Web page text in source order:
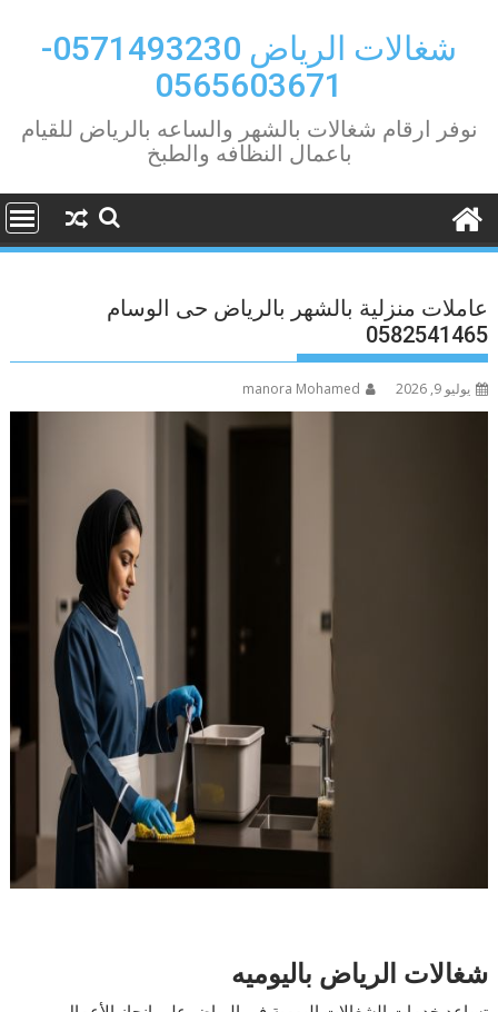
content
شغالات الرياض 0571493230-
0565603671
نوفر ارقام شغالات بالشهر والساعه بالرياض للقيام
باعمال النظافه والطبخ
عاملات منزلية بالشهر بالرياض حى الوسام
0582541465
يوليو 9, 2026 manora Mohamed
شغالات الرياض باليوميه